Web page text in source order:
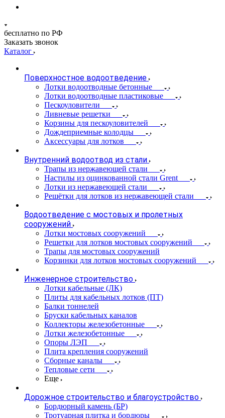
бесплатно по РФ
Заказать звонок
Каталог
Поверхностное водоотведение
Лотки водоотводные бетонные
Лотки водоотводные пластиковые
Пескоуловители
Ливневые решетки
Корзины для пескоуловителей
Дождеприемные колодцы
Аксессуары для лотков
Внутренний водоотвод из стали
Трапы из нержавеющей стали
Настилы из оцинкованной стали Grent
Лотки из нержавеющей стали
Решётки для лотков из нержавеющей стали
Водоотведение с мостовых и пролетных
сооружений
Лотки мостовых сооружений
Решетки для лотков мостовых сооружений
Трапы для мостовых сооружений
Корзинки для лотков мостовых сооружений
Инженерное строительство
Лотки кабельные (ЛК)
Плиты для кабельных лотков (ПТ)
Балки тоннелей
Бруски кабельных каналов
Коллекторы железобетонные
Лотки железобетонные
Опоры ЛЭП
Плита крепления сооружений
Сборные каналы
Тепловые сети
Еще
Дорожное строительство и благоустройство
Бордюрный камень (БР)
Тротуарная плитка и бордюры